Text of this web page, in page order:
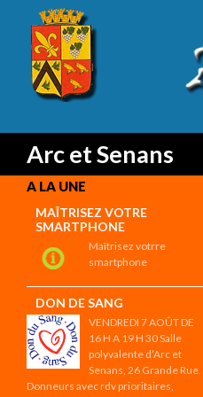
Arc et Senans
Search
A LA UNE
MAÎTRISEZ VOTRE
SMARTPHONE
Maîtrisez votrre
smartphone
DON DE SANG
VENDREDI 7 AOÛT DE
16 H A 19 H 30 Salle
polyvalente d’Arc et
Senans, 26 Grande Rue.
Donneurs avec rdv prioritaires,